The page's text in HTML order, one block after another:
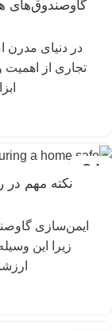
گاوصندوق‌های
در دنیای مدرن
تجاری از اهمیت
24
نکته مهم در
ایمن‌سازی
زیرا این